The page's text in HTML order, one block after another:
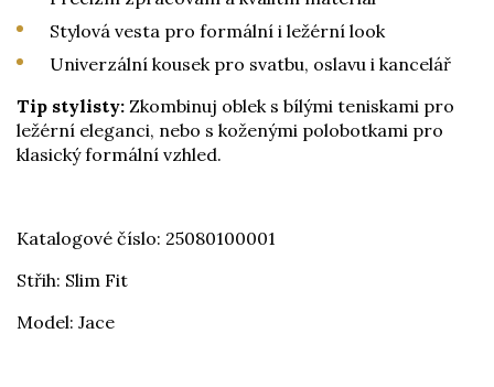
Stylová vesta pro formální i ležérní look
Univerzální kousek pro svatbu, oslavu i kancelář
Tip stylisty: Zkombinuj oblek s bílými teniskami pro
ležérní eleganci, nebo s koženými polobotkami pro
klasický formální vzhled.
Katalogové číslo: 25080100001
Střih: Slim Fit
Model: Jace